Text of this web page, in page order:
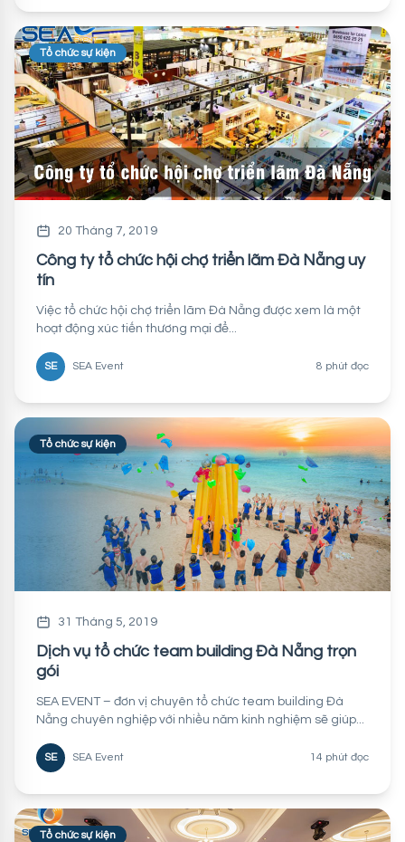
Tổ chức sự kiện
20 Tháng 7, 2019
Công ty tổ chức hội chợ triển lãm Đà Nẵng uy
tín
Việc tổ chức hội chợ triển lãm Đà Nẵng được xem là một
hoạt động xúc tiến thương mại để...
SE SEA Event 8 phút đọc
Tổ chức sự kiện
31 Tháng 5, 2019
Dịch vụ tổ chức team building Đà Nẵng trọn
gói
SEA EVENT – đơn vị chuyên tổ chức team building Đà
Nẵng chuyên nghiệp với nhiều năm kinh nghiệm sẽ giúp...
SE SEA Event 14 phút đọc
Tổ chức sự kiện